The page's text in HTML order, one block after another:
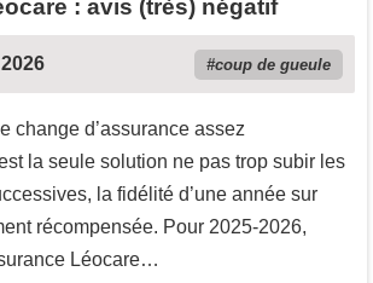
: avis (très) négatif
coup de gueule
change d’assurance assez
la seule solution ne pas trop subir les
la fidélité d’une année sur
récompensée. Pour 2025-2026,
Léocare…